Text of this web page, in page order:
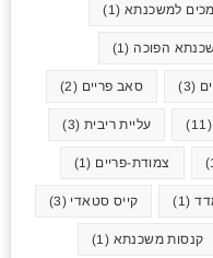
למשכנתא(1)
הפוכה (1)
(3) סאב פריים (2)
עליית ריבית (3)
צמודת-פריים (1)
(1) קייס סטאדי (3)
קנסות משכנתא (1)